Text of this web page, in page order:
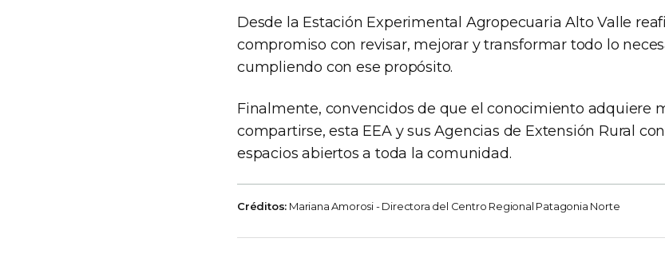
Desde la Estación Experimental Agropecuaria Alto Valle
compromiso con revisar, mejorar y transformar todo lo
cumpliendo con ese propósito.
Finalmente, convencidos de que el conocimiento adquiere
compartirse, esta EEA y sus Agencias de Extensión Rural
espacios abiertos a toda la comunidad.
Créditos: Mariana Amorosi - Directora del Centro Regional Patagonia Norte